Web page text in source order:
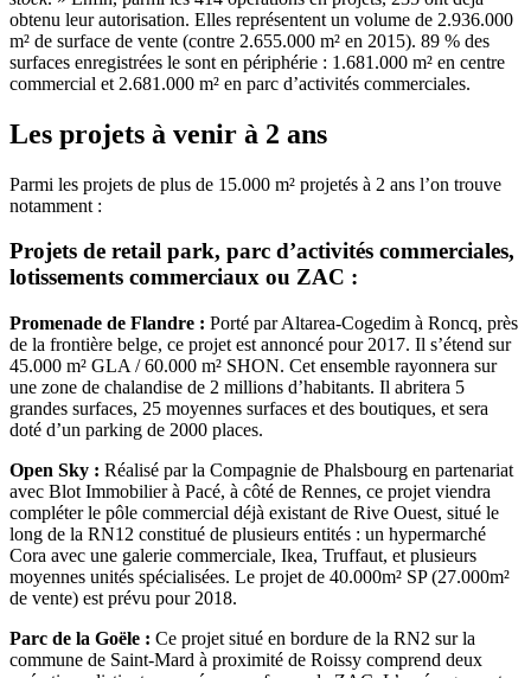
obtenu leur autorisation. Elles représentent un volume de 2.936.000
m² de surface de vente (contre 2.655.000 m² en 2015). 89 % des
surfaces enregistrées le sont en périphérie : 1.681.000 m² en centre
commercial et 2.681.000 m² en parc d’activités commerciales.
Les projets à venir à 2 ans
Parmi les projets de plus de 15.000 m² projetés à 2 ans l’on trouve
notamment :
Projets de retail park, parc d’activités commerciales,
lotissements commerciaux ou ZAC :
Promenade de Flandre : Porté par Altarea-Cogedim à Roncq, près
de la frontière belge, ce projet est annoncé pour 2017. Il s’étend sur
45.000 m² GLA / 60.000 m² SHON. Cet ensemble rayonnera sur
une zone de chalandise de 2 millions d’habitants. Il abritera 5
grandes surfaces, 25 moyennes surfaces et des boutiques, et sera
doté d’un parking de 2000 places.
Open Sky : Réalisé par la Compagnie de Phalsbourg en partenariat
avec Blot Immobilier à Pacé, à côté de Rennes, ce projet viendra
compléter le pôle commercial déjà existant de Rive Ouest, situé le
long de la RN12 constitué de plusieurs entités : un hypermarché
Cora avec une galerie commerciale, Ikea, Truffaut, et plusieurs
moyennes unités spécialisées. Le projet de 40.000m² SP (27.000m²
de vente) est prévu pour 2018.
Parc de la Goële : Ce projet situé en bordure de la RN2 sur la
commune de Saint-Mard à proximité de Roissy comprend deux